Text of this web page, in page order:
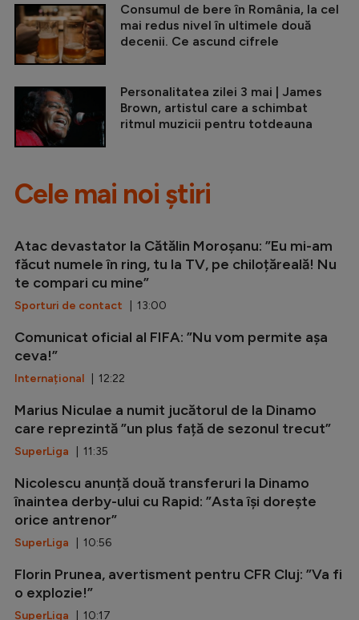
Consumul de bere în România, la cel
mai redus nivel în ultimele două
decenii. Ce ascund cifrele
Personalitatea zilei 3 mai | James
Brown, artistul care a schimbat
ritmul muzicii pentru totdeauna
Cele mai noi știri
Atac devastator la Cătălin Moroșanu: ”Eu mi-am
făcut numele în ring, tu la TV, pe chiloțăreală! Nu
te compari cu mine”
Sporturi de contact | 13:00
Comunicat oficial al FIFA: ”Nu vom permite așa
ceva!”
Internațional | 12:22
Marius Niculae a numit jucătorul de la Dinamo
care reprezintă ”un plus față de sezonul trecut”
SuperLiga | 11:35
Nicolescu anunță două transferuri la Dinamo
înaintea derby-ului cu Rapid: ”Asta își dorește
orice antrenor”
SuperLiga | 10:56
Florin Prunea, avertisment pentru CFR Cluj: ”Va fi
o explozie!”
SuperLiga | 10:17